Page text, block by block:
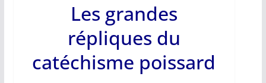
Les grandes
répliques du
catéchisme poissard